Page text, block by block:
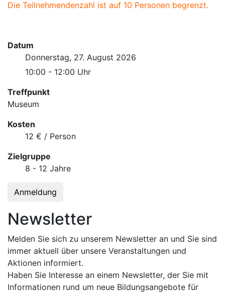
Die Teilnehmendenzahl ist auf 10 Personen begrenzt.
Datum
Donnerstag, 27. August 2026
10:00 - 12:00 Uhr
Treffpunkt
Museum
Kosten
12 € / Person
Zielgruppe
8 - 12 Jahre
Anmeldung
Newsletter
Melden Sie sich zu unserem Newsletter an und Sie sind
immer aktuell über unsere Veranstaltungen und
Aktionen informiert.
Haben Sie Interesse an einem Newsletter, der Sie mit
Informationen rund um neue Bildungsangebote für